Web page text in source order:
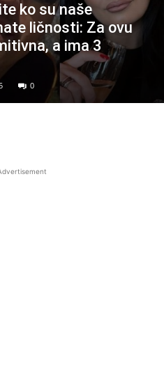
ko su naše
ličnosti: Za ovu
a ima 3
0